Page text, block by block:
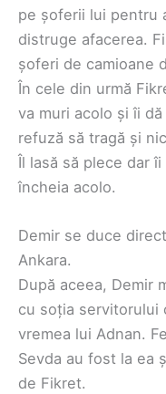
pe șoferii lui pentru
distruge afacerea.
șoferi de camioane
În cele din urmă
va muri acolo și îi
refuză să tragă și
Îl lasă să plece dar
încheia acolo.
Demir se duce
Ankara.
După aceea, Demir
cu soția servitorului
vremea lui Adnan.
Sevda au fost la ea
de Fikret.